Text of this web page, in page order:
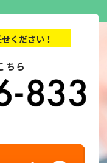
ください！
ちら